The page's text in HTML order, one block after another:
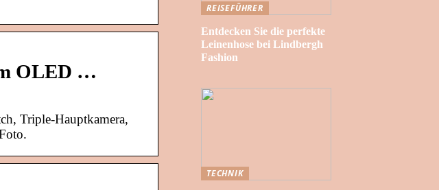
OLED …
Triple-Hauptkamera,
REISEFÜHRER
Entdecken Sie die perfekte
Leinenhose bei Lindbergh
Fashion
TECHNIK